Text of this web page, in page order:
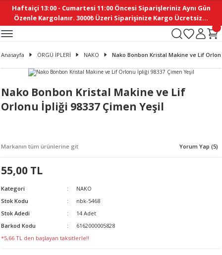
Haftaiçi 13:00 - Cumartesi 11:00 Öncesi Siparişleriniz Aynı Gün
Özenle Kargolanır. 3000₺ Üzeri Siparişinize Kargo Ücretsiz...
Geri Dön
Geri Dön
Geri Dön
Geri Dön
Geri Dön
Geri Dön
Geri Dön
Geri Dön
Geri Dön
Geri Dön
Geri Dön
Geri Dön
Geri Dön
Geri Dön
Geri Dön
AKSESUAR
Geri Dön
DERGİ
Geri Dön
Geri Dön
Geri Dön
Geri Dön
Geri Dön
Anasayfa ÖRGÜ İPLERİ NAKO Nako Bonbon Kristal Makine ve Lif
Nako Bonbon Kristal Makine ve Lif
Orlonu İpliği 98337 Çimen Yeşil
Markanın tüm ürünlerine git Yorum Yap (5)
55,00 TL
Kategori
NAKO
Stok Kodu
nbk-5468
Stok Adedi
14 Adet
Barkod Kodu
6162000005828
*5,66 TL den başlayan taksitlerle!!